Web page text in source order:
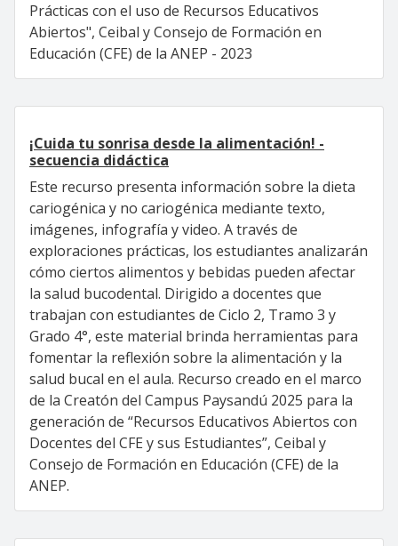
Prácticas con el uso de Recursos Educativos
Abiertos", Ceibal y Consejo de Formación en
Educación (CFE) de la ANEP - 2023
¡Cuida tu sonrisa desde la alimentación! -
secuencia didáctica
Este recurso presenta información sobre la dieta
cariogénica y no cariogénica mediante texto,
imágenes, infografía y video. A través de
exploraciones prácticas, los estudiantes analizarán
cómo ciertos alimentos y bebidas pueden afectar
la salud bucodental. Dirigido a docentes que
trabajan con estudiantes de Ciclo 2, Tramo 3 y
Grado 4°, este material brinda herramientas para
fomentar la reflexión sobre la alimentación y la
salud bucal en el aula. Recurso creado en el marco
de la Creatón del Campus Paysandú 2025 para la
generación de “Recursos Educativos Abiertos con
Docentes del CFE y sus Estudiantes”, Ceibal y
Consejo de Formación en Educación (CFE) de la
ANEP.